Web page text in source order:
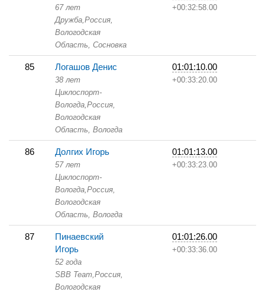
67 лет
Дружба,Россия,
Вологодская
Область, Сосновка
+00:32:58.00
85 Логашов Денис
38 лет
Циклоспорт-
Вологда,Россия,
Вологодская
Область, Вологда
01:01:10.00
+00:33:20.00
86 Долгих Игорь
57 лет
Циклоспорт-
Вологда,Россия,
Вологодская
Область, Вологда
01:01:13.00
+00:33:23.00
87
Пинаевский
Игорь
52 года
SBB Team,Россия,
Вологодская
01:01:26.00
+00:33:36.00